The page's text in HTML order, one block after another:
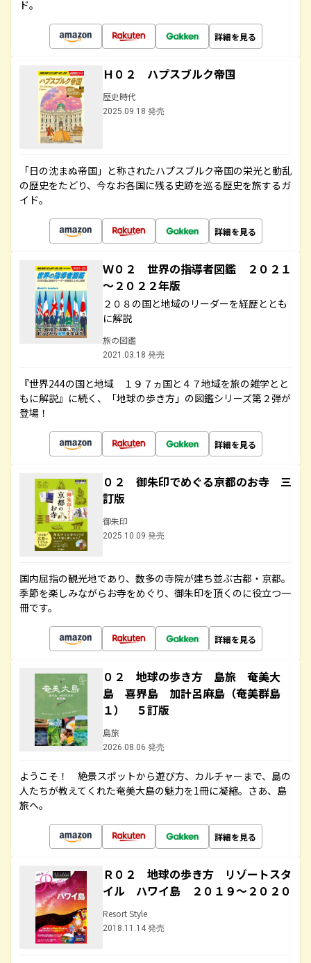
ド。
詳細を見る
Ｈ０２ ハプスブルク帝国
歴史時代
2025.09.18 発売
「日の沈まぬ帝国」と称されたハプスブルク帝国の栄光と動乱
の歴史をたどり、今なお各国に残る史跡を巡る歴史を旅するガ
イド。
詳細を見る
Ｗ０２ 世界の指導者図鑑 ２０２１
～２０２２年版
２０８の国と地域のリーダーを経歴ととも
に解説
旅の図鑑
2021.03.18 発売
『世界244の国と地域 １９７ヵ国と４７地域を旅の雑学とと
もに解説』に続く、「地球の歩き方」の図鑑シリーズ第２弾が
登場！
詳細を見る
０２ 御朱印でめぐる京都のお寺 三
訂版
御朱印
2025.10.09 発売
国内屈指の観光地であり、数多の寺院が建ち並ぶ古都・京都。
季節を楽しみながらお寺をめぐり、御朱印を頂くのに役立つ一
冊です。
詳細を見る
０２ 地球の歩き方 島旅 奄美大
島 喜界島 加計呂麻島（奄美群島
１） ５訂版
島旅
2026.08.06 発売
ようこそ！ 絶景スポットから遊び方、カルチャーまで、島の
人たちが教えてくれた奄美大島の魅力を1冊に凝縮。さあ、島
旅へ。
詳細を見る
Ｒ０２ 地球の歩き方 リゾートスタ
イル ハワイ島 ２０１９～２０２０
Resort Style
2018.11.14 発売